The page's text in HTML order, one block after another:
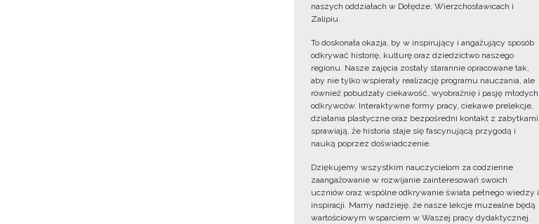
naszych oddziałach w Dołędze, Wierzchosławicach i
Zalipiu.
To doskonała okazja, by w inspirujący i angażujący sposób
odkrywać historię, kulturę oraz dziedzictwo naszego
regionu. Nasze zajęcia zostały starannie opracowane tak,
aby nie tylko wspierały realizację programu nauczania, ale
również pobudzały ciekawość, wyobraźnię i pasję młodych
odkrywców. Interaktywne formy pracy, ciekawe prelekcje,
działania plastyczne oraz bezpośredni kontakt z zabytkami
sprawiają, że historia staje się fascynującą przygodą i
nauką poprzez doświadczenie.
Dziękujemy wszystkim nauczycielom za codzienne
zaangażowanie w rozwijanie zainteresowań swoich
uczniów oraz wspólne odkrywanie świata pełnego wiedzy i
inspiracji. Mamy nadzieję, że nasze lekcje muzealne będą
wartościowym wsparciem w Waszej pracy dydaktycznej.